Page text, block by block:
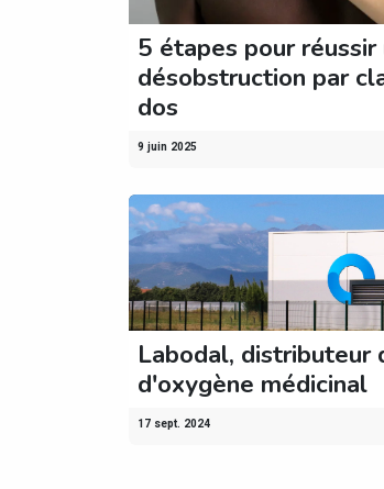
5 étapes pour réussir
désobstruction par
dos
9 juin 2025
Labodal, distributeur
d'oxygène médicinal
17 sept. 2024